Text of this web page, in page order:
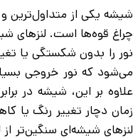
شیشه یکی از متداول‌ترین و
چراغ قوه‌ها است. لنزهای
نور را بدون شکستگی یا
می‌شود که نور خروجی
علاوه بر این، شیشه در
زمان دچار تغییر رنگ یا
لنزهای شیشه‌ای سنگین‌تر از